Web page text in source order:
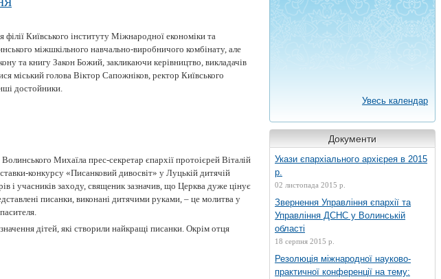
Київського інституту Міжнародної економіки та
міжшкільного навчально-виробничого комбінату, але
та книгу Закон Божий, закликаючи керівництво, викладачів
міський голова Віктор Сапожніков, ректор Київського
достойники.
Михаїла прес-секретар єпархії протоієрей Віталій
конкурсу «Писанковий дивосвіт» у Луцькій дитячій
і учасників заходу, священик зазначив, що Церква дуже цінує
писанки, виконані дитячими руками, – це молитва у
дітей, які створили найкращі писанки. Окрім отця
Увесь календар
Документи
Укази єпархіального архієрея в 2015
р.
02 листопада 2015 р.
Звернення Управління єпархії та
Управління ДСНС у Волинській
області
18 серпня 2015 р.
Резолюція міжнародної науково-
практичної конференції на тему: